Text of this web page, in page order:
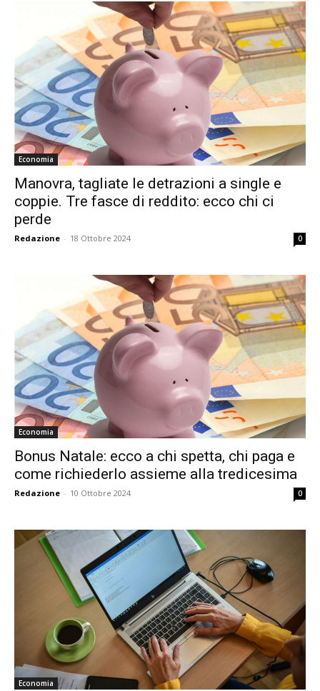
Economia
Manovra, tagliate le detrazioni a single e
coppie. Tre fasce di reddito: ecco chi ci
perde
Redazione - 18 Ottobre 2024 0
Economia
Bonus Natale: ecco a chi spetta, chi paga e
come richiederlo assieme alla tredicesima
Redazione - 10 Ottobre 2024 0
Economia